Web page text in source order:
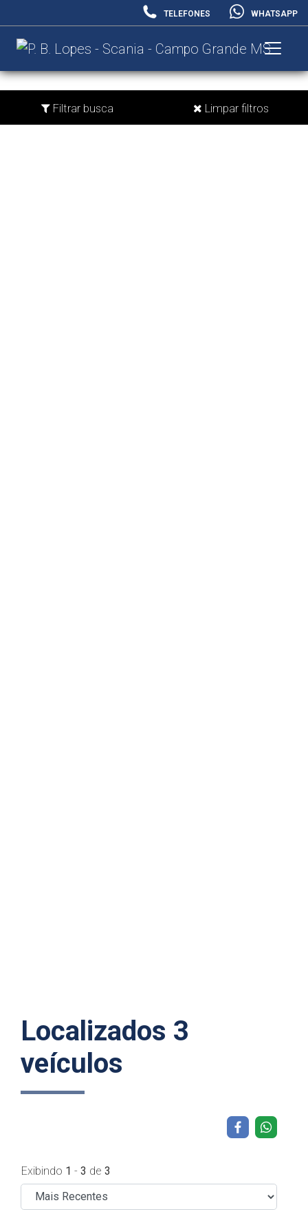
TELEFONES WHATSAPP
Filtrar busca Limpar filtros
Localizados 3
veículos
Exibindo 1 - 3 de 3